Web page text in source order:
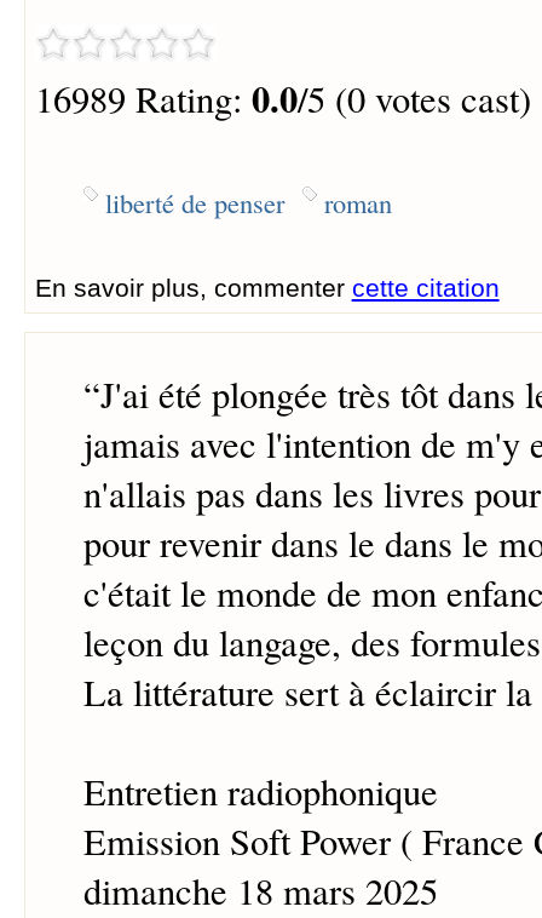
16989 Rating: 0.0/5 (0 votes cast)
liberté de penser roman
En savoir plus, commenter cette citation
“J'ai été plongée très tôt dans
jamais avec l'intention de
n'allais pas dans les livres
pour revenir dans le dans le
c'était le monde de mon
leçon du langage, des
La littérature sert à éclaircir
Entretien radiophonique
Emission Soft Power ( France
dimanche 18 mars 2025